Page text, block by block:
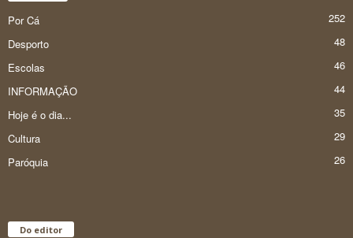
Por Cá
252
Desporto
48
Escolas
46
INFORMAÇÃO
44
Hoje é o dia...
35
Cultura
29
Paróquia
26
Do editor